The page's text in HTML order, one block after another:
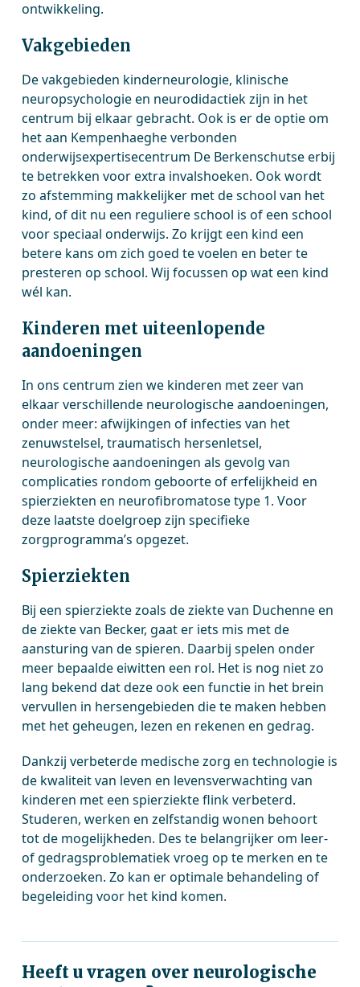
ontwikkeling.
Vakgebieden
De vakgebieden kinderneurologie, klinische
neuropsychologie en neurodidactiek zijn in het
centrum bij elkaar gebracht. Ook is er de optie om
het aan Kempenhaeghe verbonden
onderwijsexpertisecentrum De Berkenschutse erbij
te betrekken voor extra invalshoeken. Ook wordt
zo afstemming makkelijker met de school van het
kind, of dit nu een reguliere school is of een school
voor speciaal onderwijs. Zo krijgt een kind een
betere kans om zich goed te voelen en beter te
presteren op school. Wij focussen op wat een kind
wél kan.
Kinderen met uiteenlopende
aandoeningen
In ons centrum zien we kinderen met zeer van
elkaar verschillende neurologische aandoeningen,
onder meer: afwijkingen of infecties van het
zenuwstelsel, traumatisch hersenletsel,
neurologische aandoeningen als gevolg van
complicaties rondom geboorte of erfelijkheid en
spierziekten en neurofibromatose type 1. Voor
deze laatste doelgroep zijn specifieke
zorgprogramma’s opgezet.
Spierziekten
Bij een spierziekte zoals de ziekte van Duchenne en
de ziekte van Becker, gaat er iets mis met de
aansturing van de spieren. Daarbij spelen onder
meer bepaalde eiwitten een rol. Het is nog niet zo
lang bekend dat deze ook een functie in het brein
vervullen in hersengebieden die te maken hebben
met het geheugen, lezen en rekenen en gedrag.
Dankzij verbeterde medische zorg en technologie is
de kwaliteit van leven en levensverwachting van
kinderen met een spierziekte flink verbeterd.
Studeren, werken en zelfstandig wonen behoort
tot de mogelijkheden. Des te belangrijker om leer-
of gedragsproblematiek vroeg op te merken en te
onderzoeken. Zo kan er optimale behandeling of
begeleiding voor het kind komen.
Heeft u vragen over neurologische